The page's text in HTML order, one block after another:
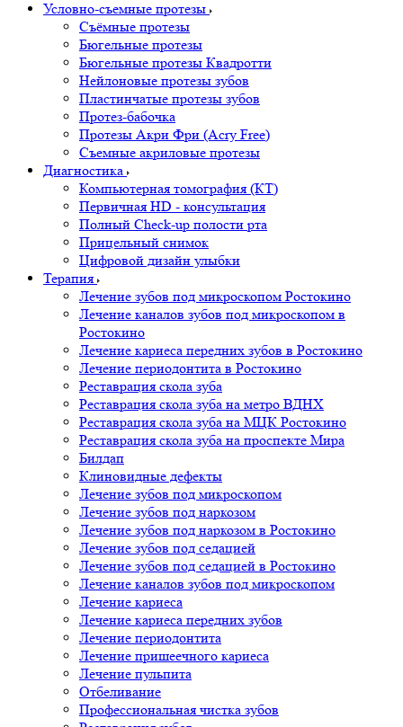
Условно-съемные протезы
Съёмные протезы
Бюгельные протезы
Бюгельные протезы Квадротти
Нейлоновые протезы зубов
Пластинчатые протезы зубов
Протез-бабочка
Протезы Акри Фри (Acry Free)
Съемные акриловые протезы
Диагностика
Компьютерная томография (КТ)
Первичная HD - консультация
Полный Check-up полости рта
Прицельный снимок
Цифровой дизайн улыбки
Терапия
Лечение зубов под микроскопом Ростокино
Лечение каналов зубов под микроскопом в
Ростокино
Лечение кариеса передних зубов в Ростокино
Лечение периодонтита в Ростокино
Реставрация скола зуба
Реставрация скола зуба на метро ВДНХ
Реставрация скола зуба на МЦК Ростокино
Реставрация скола зуба на проспекте Мира
Билдап
Клиновидные дефекты
Лечение зубов под микроскопом
Лечение зубов под наркозом
Лечение зубов под наркозом в Ростокино
Лечение зубов под седацией
Лечение зубов под седацией в Ростокино
Лечение каналов зубов под микроскопом
Лечение кариеса
Лечение кариеса передних зубов
Лечение периодонтита
Лечение пришеечного кариеса
Лечение пульпита
Отбеливание
Профессиональная чистка зубов